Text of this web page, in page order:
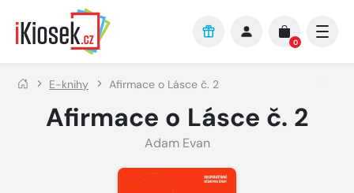
Přejít na hlavní obsah
0
E-knihy Afirmace o Lásce č. 2
Afirmace o Lásce č. 2
Adam Evan